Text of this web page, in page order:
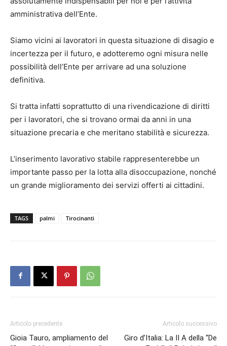
amministrativa dell’Ente.
Siamo vicini ai lavoratori in questa situazione di disagio e
incertezza per il futuro, e adotteremo ogni misura nelle
possibilità dell’Ente per arrivare ad una soluzione
definitiva.
Si tratta infatti soprattutto di una rivendicazione di diritti
per i lavoratori, che si trovano ormai da anni in una
situazione precaria e che meritano stabilità e sicurezza.
L’inserimento lavorativo stabile rappresenterebbe un
importante passo per la lotta alla disoccupazione, nonché
un grande miglioramento dei servizi offerti ai cittadini.
TAGS palmi Tirocinanti
Articolo precedente
Gioia Tauro, ampliamento del
Articolo successivo
Giro d’Italia: La II A della “De